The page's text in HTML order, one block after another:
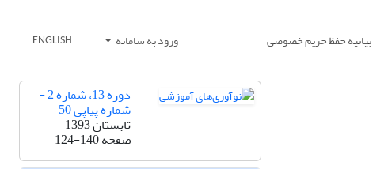
بیانیه حفظ حریم خصوصی ورود به سامانه ENGLISH
دوره 13، شماره 2 -
شماره پیاپی 50
تابستان 1393
صفحه124-140